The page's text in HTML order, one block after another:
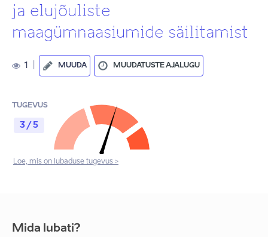
ja elujõuliste
maagümnaasiumide säilitamist
1 MUUDA MUUDATUSTE AJALUGU
TUGEVUS
3 / 5
Loe, mis on lubaduse tugevus >
Mida lubati?